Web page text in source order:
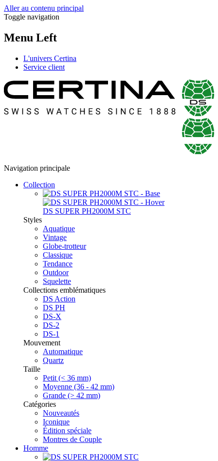
Aller au contenu principal
Toggle navigation
Menu Left
L'univers Certina
Service client
Navigation principale
Collection
DS SUPER PH2000M STC
Styles
Aquatique
Vintage
Globe-trotteur
Classique
Tendance
Outdoor
Squelette
Collections emblématiques
DS Action
DS PH
DS-X
DS-2
DS-1
Mouvement
Automatique
Quartz
Taille
Petit (< 36 mm)
Moyenne (36 - 42 mm)
Grande (> 42 mm)
Catégories
Nouveautés
Iconique
Édition spéciale
Montres de Couple
Homme